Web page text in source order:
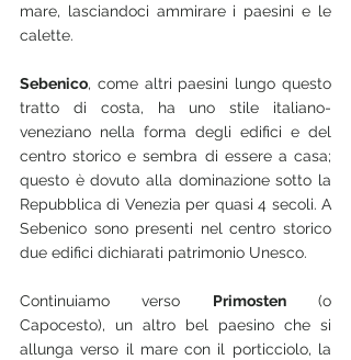
mare, lasciandoci ammirare i paesini e le
calette.
Sebenico, come altri paesini lungo questo
tratto di costa, ha uno stile italiano-
veneziano nella forma degli edifici e del
centro storico e sembra di essere a casa;
questo è dovuto alla dominazione sotto la
Repubblica di Venezia per quasi 4 secoli. A
Sebenico sono presenti nel centro storico
due edifici dichiarati patrimonio Unesco.
Continuiamo verso Primosten (o
Capocesto), un altro bel paesino che si
allunga verso il mare con il porticciolo, la